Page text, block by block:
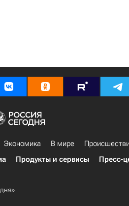
Экономика В мире
Продукты и сервисы Пресс-